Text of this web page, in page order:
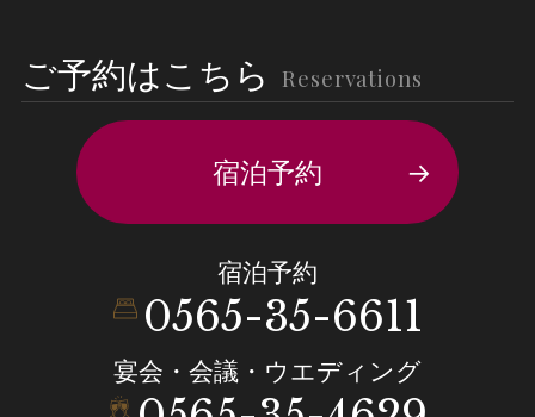
ご予約はこちら Reservations
宿泊予約
宿泊予約
0565-35-6611
宴会・会議・ウエディング